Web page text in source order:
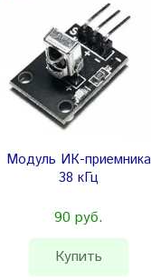
Модуль ИК-приемника
38 кГц
90 руб.
Купить